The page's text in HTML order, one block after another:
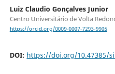
Luiz Claudio Gonçalves Junior
Centro Universitário de Volta
https://orcid.org/0009-0007-7293-9905
DOI: https://doi.org/10.47385/